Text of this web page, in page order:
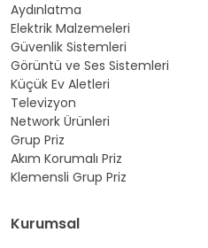
Aydınlatma
Elektrik Malzemeleri
Güvenlik Sistemleri
Görüntü ve Ses Sistemleri
Küçük Ev Aletleri
Televizyon
Network Ürünleri
Grup Priz
Akım Korumalı Priz
Klemensli Grup Priz
Kurumsal